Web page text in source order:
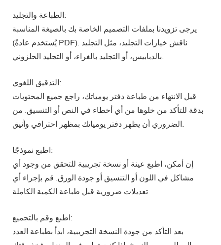
الطباعة والتجليد:
يرجى تزويدنا بملفات التصميم الخاصة بك بالصيغة المناسبة
(يُستخدم عادةً PDF). ناقش خيارات التجليد، مثل التجليد
التدقيق اللغوي:
قبل الانتهاء من طباعة دفتر يومياتك، راجع جميع المحتويات
بدقة للتأكد من خلوها من أي أخطاء في النص أو التنسيق. من
اطبع نموذجًا:
إن أمكن، اطبع عينة أو نسخة تجريبية للتحقق من وجود أي
مشاكل في اللون أو التنسيق أو جودة الورق. قم بإجراء أي
اطبع وقم بالتجميع:
بعد التأكد من جودة النسخة التجريبية، ابدأ بطباعة العدد